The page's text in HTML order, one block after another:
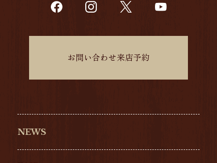
NEWS
お問い合わせ来店予約